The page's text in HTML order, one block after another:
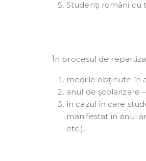
Studenţi români cu
În procesul de
mediile obţinute în
anul de şcolarizare
în cazul în care
manifestat în anul
etc.).